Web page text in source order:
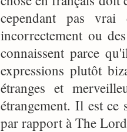
cependant pas
incorrectement ou
connaissent parce
expressions plutôt
étranges et
étrangement. Il est ce
par rapport à The